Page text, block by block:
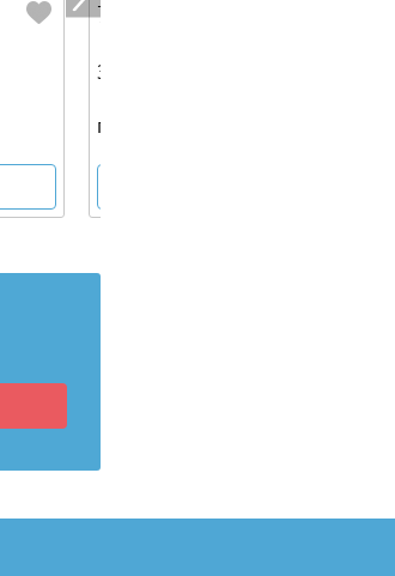
7 471 000 руб.
34.40 м² | 18 - 19 эт.
г. Екатеринбург, ул. Учителей,